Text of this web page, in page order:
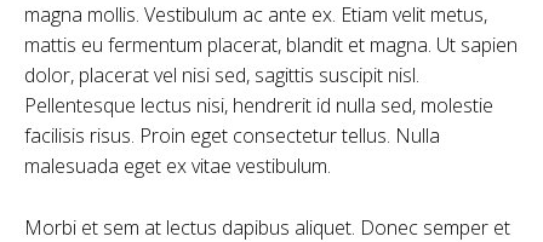
magna mollis. Vestibulum ac ante ex. Etiam velit metus,
mattis eu fermentum placerat, blandit et magna. Ut sapien
dolor, placerat vel nisi sed, sagittis suscipit nisl.
Pellentesque lectus nisi, hendrerit id nulla sed, molestie
facilisis risus. Proin eget consectetur tellus. Nulla
malesuada eget ex vitae vestibulum.
Morbi et sem at lectus dapibus aliquet. Donec semper et